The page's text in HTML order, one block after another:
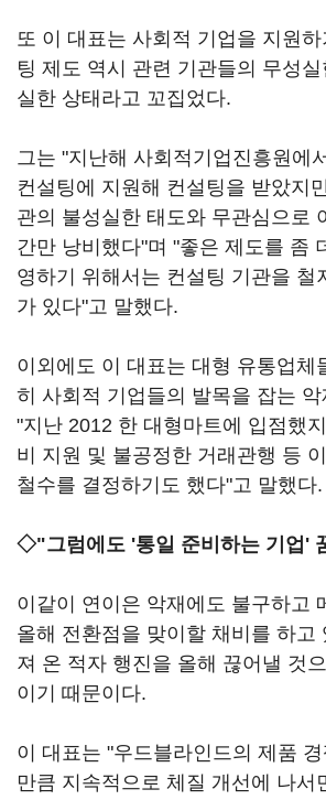
또 이 대표는 사회적 기업을 지원
팅 제도 역시 관련 기관들의 무성
실한 상태라고 꼬집었다.
그는 "지난해 사회적기업진흥원에
컨설팅에 지원해 컨설팅을 받았지
관의 불성실한 태도와 무관심으로
간만 낭비했다"며 "좋은 제도를 좀
영하기 위해서는 컨설팅 기관을 철
가 있다"고 말했다.
이외에도 이 대표는 대형 유통업체
히 사회적 기업들의 발목을 잡는
"지난 2012 한 대형마트에 입점했
비 지원 및 불공정한 거래관행 등
철수를 결정하기도 했다"고 말했다.
◇"그럼에도 '통일 준비하는 기업'
이같이 연이은 악재에도 불구하고
올해 전환점을 맞이할 채비를 하고
져 온 적자 행진을 올해 끊어낼 것
이기 때문이다.
이 대표는 "우드블라인드의 제품
만큼 지속적으로 체질 개선에 나서